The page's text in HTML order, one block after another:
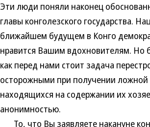
Эти люди поняли наконец
главы конголезского государства.
ближайшем будущем в Конго
нравится Вашим вдохновителям. Но
как перед нами стоит задача
осторожными при получении
находящихся на содержании их
анонимностью.
То, что Вы заявляете накануне